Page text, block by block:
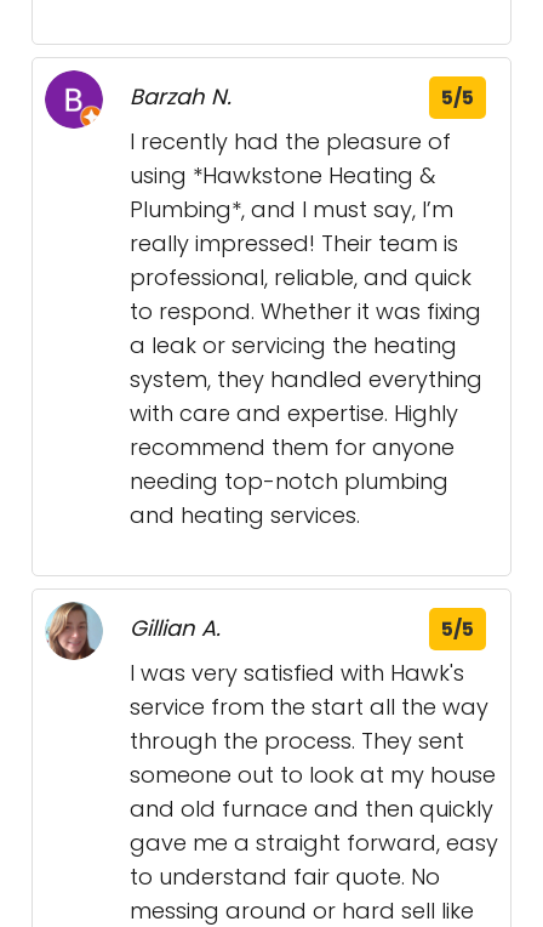
Barzah N. 5/5
I recently had the pleasure of
using *Hawkstone Heating &
Plumbing*, and I must say, I’m
really impressed! Their team is
professional, reliable, and quick
to respond. Whether it was fixing
a leak or servicing the heating
system, they handled everything
with care and expertise. Highly
recommend them for anyone
needing top-notch plumbing
and heating services.
Gillian A. 5/5
I was very satisfied with Hawk's
service from the start all the way
through the process. They sent
someone out to look at my house
and old furnace and then quickly
gave me a straight forward, easy
to understand fair quote. No
messing around or hard sell like